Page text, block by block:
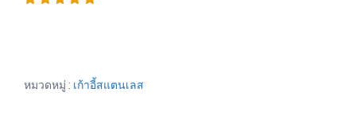
หมวดหมู่ : เก้าอี้สแตนเลส